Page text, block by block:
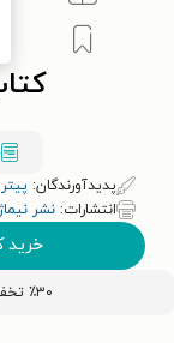
پدیدآورندگان:
انتشارات: نشر نیماژ
خرید
٪۳۰ تخفیف اولین خرید کتاب با کد